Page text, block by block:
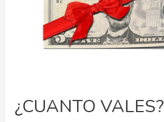
¿CUANTO VALES?